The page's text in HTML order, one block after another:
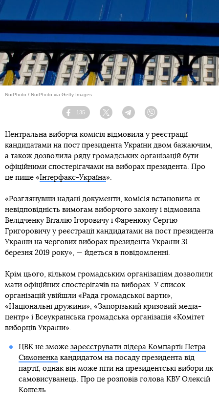
NurPhoto / NurPhoto via Getty Images
Facebook
135
Twitter TelegramViber
Центральна виборча комісія відмовила у реєстрації
кандидатами на пост президента України двом бажаючим,
а також дозволила ряду громадських організацій бути
офіційними спостерігачами на виборах президента. Про
це пише «Інтерфакс-Україна».
«Розглянувши надані документи, комісія встановила їх
невідповідність вимогам виборчого закону і відмовила
Велідченку Віталію Ігоровичу і Фаренюку Сергію
Григоровичу у реєстрації кандидатами на пост президента
України на чергових виборах президента України 31
березня 2019 року», — йдеться в повідомленні.
Крім цього, кільком громадським організаціям дозволили
мати офіційних спостерігачів на виборах. У список
організацій увійшли «Рада громадської варти»,
«Національні дружини», «Запорізький кризовий медіа-
центр» і Всеукраїнська громадська організація «Комітет
виборців України».
ЦВК не зможе зареєструвати лідера Компартії Петра
Симоненка кандидатом на посаду президента від
партії, однак він може піти на президентські вибори як
самовисуванець. Про це розповів голова КВУ Олексій
Кошель.